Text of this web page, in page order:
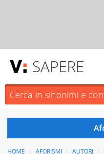
SAPERE
HOME AFORISMI AUTORI